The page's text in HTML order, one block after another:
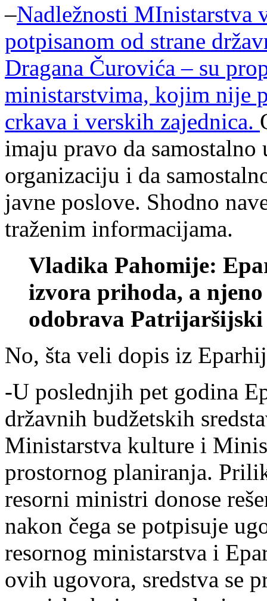
–Nadležnosti MInistarstva
potpisanom od strane
Dragana Čurovića – su
ministarstvima, kojim nije
crkava i verskih zajednica.
imaju pravo da
organizaciju i da
javne poslove. Shodno
traženim informacijama.
Vladika Pahomije:
izvora prihoda, a
odobrava
No, šta veli dopis iz
-U poslednjih pet godina
državnih budžetskih
Ministarstva kulture i
prostornog planiranja.
resorni ministri donose
nakon čega se potpisuje
resornog ministarstva i
ovih ugovora, sredstva se